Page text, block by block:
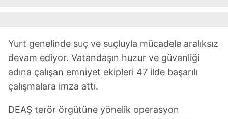
Yurt genelinde suç ve suçluyla mücadele aralıksız
devam ediyor. Vatandaşın huzur ve güvenliği
adına çalışan emniyet ekipleri 47 ilde başarılı
çalışmalara imza attı.
DEAŞ terör örgütüne yönelik operasyon